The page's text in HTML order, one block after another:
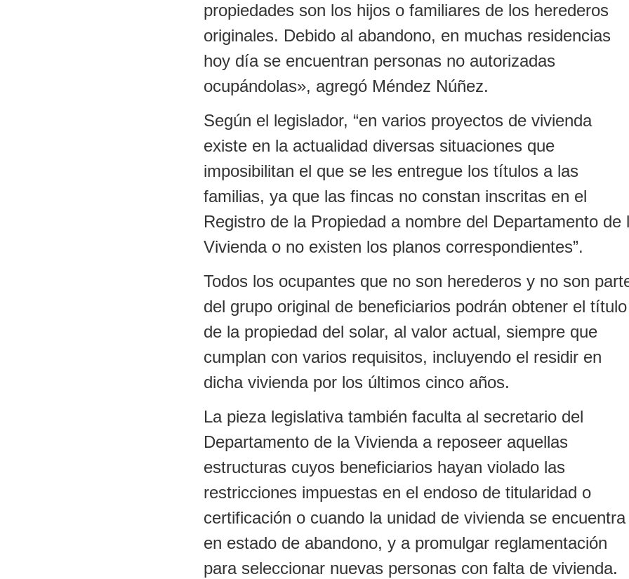
propiedades son los hijos o familiares de los herederos
originales. Debido al abandono, en muchas residencias
hoy día se encuentran personas no autorizadas
ocupándolas», agregó Méndez Núñez.
Según el legislador, “en varios proyectos de vivienda
existe en la actualidad diversas situaciones que
imposibilitan el que se les entregue los títulos a las
familias, ya que las fincas no constan inscritas en el
Registro de la Propiedad a nombre del Departamento de
Vivienda o no existen los planos correspondientes”.
Todos los ocupantes que no son herederos y no son
del grupo original de beneficiarios podrán obtener el título
de la propiedad del solar, al valor actual, siempre que
cumplan con varios requisitos, incluyendo el residir en
dicha vivienda por los últimos cinco años.
La pieza legislativa también faculta al secretario del
Departamento de la Vivienda a reposeer aquellas
estructuras cuyos beneficiarios hayan violado las
restricciones impuestas en el endoso de titularidad o
certificación o cuando la unidad de vivienda se encuentra
en estado de abandono, y a promulgar reglamentación
para seleccionar nuevas personas con falta de vivienda.